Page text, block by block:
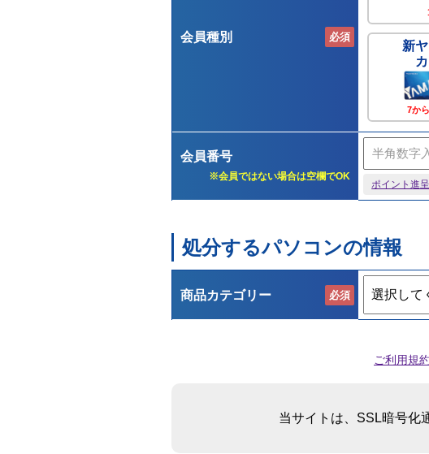
会員種別 必須
新
7か
会員番号
※会員ではない場合は空欄でOK
ポイント進
処分するパソコンの情報
商品カテゴリー 必須
ご利用規約
当サイトは、SSL暗号化